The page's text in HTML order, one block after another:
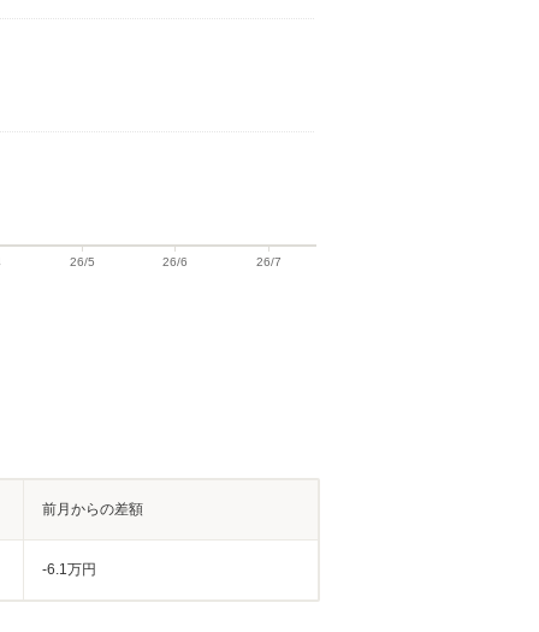
前月からの差額
-6.1万円